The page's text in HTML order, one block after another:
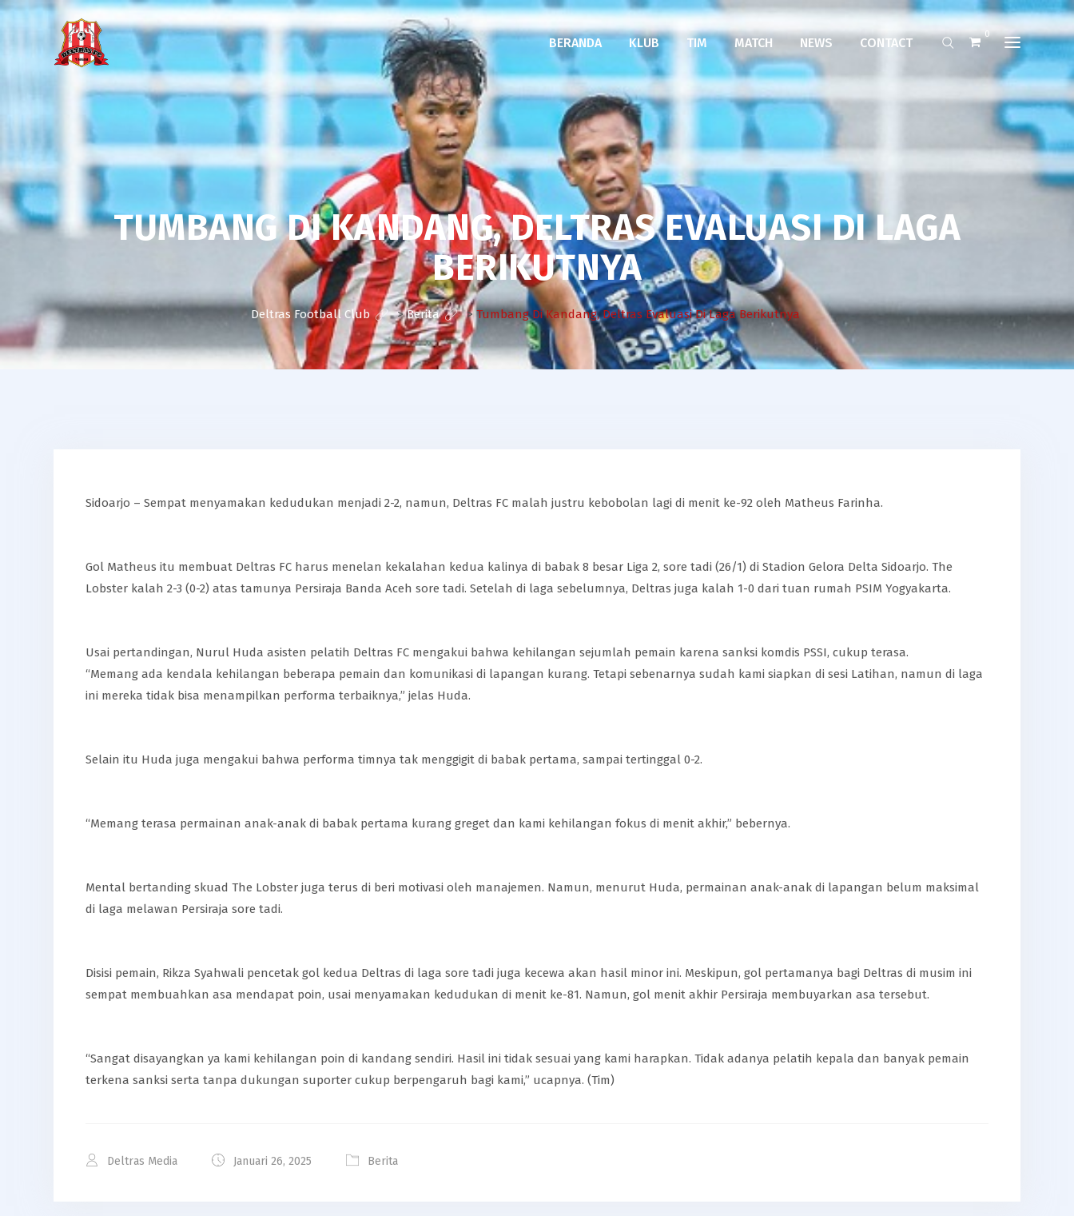
0
BERANDA KLUB TIM MATCH NEWS CONTACT
TUMBANG DI KANDANG, DELTRAS EVALUASI DI LAGA
BERIKUTNYA
Deltras Football Club >Berita >Tumbang Di Kandang, Deltras Evaluasi Di Laga Berikutnya
Sidoarjo – Sempat menyamakan kedudukan menjadi 2-2, namun, Deltras FC malah justru kebobolan lagi di menit ke-92 oleh Matheus Farinha.
Gol Matheus itu membuat Deltras FC harus menelan kekalahan kedua kalinya di babak 8 besar Liga 2, sore tadi (26/1) di Stadion Gelora Delta Sidoarjo. The
Lobster kalah 2-3 (0-2) atas tamunya Persiraja Banda Aceh sore tadi. Setelah di laga sebelumnya, Deltras juga kalah 1-0 dari tuan rumah PSIM Yogyakarta.
Usai pertandingan, Nurul Huda asisten pelatih Deltras FC mengakui bahwa kehilangan sejumlah pemain karena sanksi komdis PSSI, cukup terasa.
“Memang ada kendala kehilangan beberapa pemain dan komunikasi di lapangan kurang. Tetapi sebenarnya sudah kami siapkan di sesi Latihan, namun di laga
ini mereka tidak bisa menampilkan performa terbaiknya,” jelas Huda.
Selain itu Huda juga mengakui bahwa performa timnya tak menggigit di babak pertama, sampai tertinggal 0-2.
“Memang terasa permainan anak-anak di babak pertama kurang greget dan kami kehilangan fokus di menit akhir,” bebernya.
Mental bertanding skuad The Lobster juga terus di beri motivasi oleh manajemen. Namun, menurut Huda, permainan anak-anak di lapangan belum maksimal
di laga melawan Persiraja sore tadi.
Disisi pemain, Rikza Syahwali pencetak gol kedua Deltras di laga sore tadi juga kecewa akan hasil minor ini. Meskipun, gol pertamanya bagi Deltras di musim ini
sempat membuahkan asa mendapat poin, usai menyamakan kedudukan di menit ke-81. Namun, gol menit akhir Persiraja membuyarkan asa tersebut.
“Sangat disayangkan ya kami kehilangan poin di kandang sendiri. Hasil ini tidak sesuai yang kami harapkan. Tidak adanya pelatih kepala dan banyak pemain
terkena sanksi serta tanpa dukungan suporter cukup berpengaruh bagi kami,” ucapnya. (Tim)
Deltras Media Januari 26, 2025 Berita